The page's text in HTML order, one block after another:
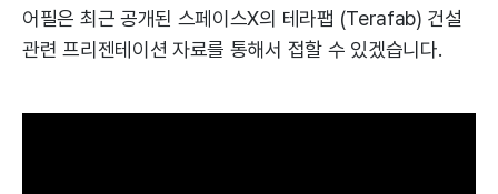
어필은 최근 공개된 스페이스X의 테라팹 (Terafab) 건설
관련 프리젠테이션 자료를 통해서 접할 수 있겠습니다.